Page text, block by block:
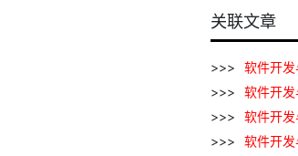
关联文章
软件开发
软件开发
软件开发
软件开发